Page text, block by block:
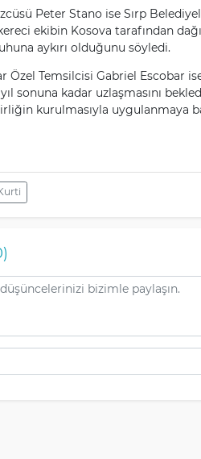
Peter Stano ise Sırp
ekibin Kosova tarafından
aykırı olduğunu söyledi.
Özel Temsilcisi Gabriel Escobar
sonuna kadar uzlaşmasını
kurulmasıyla uygulanmaya